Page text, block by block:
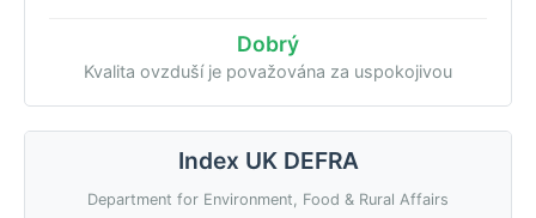
Dobrý
Kvalita ovzduší je považována za uspokojivou
Index UK DEFRA
Department for Environment, Food & Rural Affairs